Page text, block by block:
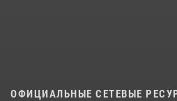
ОФИЦИАЛЬНЫЕ СЕТЕВЫЕ